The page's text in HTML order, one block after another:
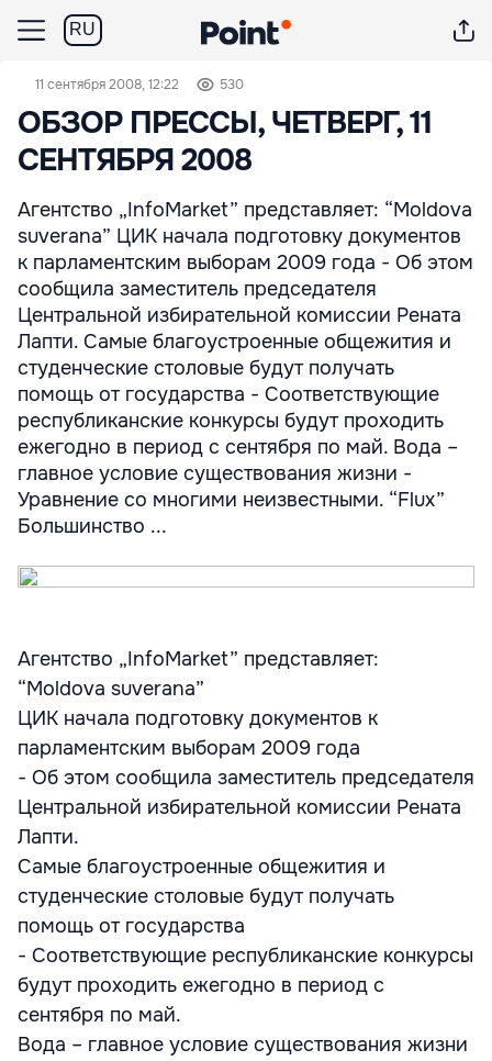
RU
11 сентября 2008, 12:22 530
ОБЗОР ПРЕССЫ, ЧЕТВЕРГ, 11
СЕНТЯБРЯ 2008
Агентство „InfoMarket” представляет: “Moldova
suverana” ЦИК начала подготовку документов
к парламентским выборам 2009 года - Об этом
сообщила заместитель председателя
Центральной избирательной комиссии Рената
Лапти. Самые благоустроенные общежития и
студенческие столовые будут получать
помощь от государства - Соответствующие
республиканские конкурсы будут проходить
ежегодно в период с сентября по май. Вода –
главное условие существования жизни -
Уравнение со многими неизвестными. “Flux”
Большинство ...
Агентство „InfoMarket” представляет:
“Moldova suverana”
ЦИК начала подготовку документов к
парламентским выборам 2009 года
- Об этом сообщила заместитель председателя
Центральной избирательной комиссии Рената
Лапти.
Самые благоустроенные общежития и
студенческие столовые будут получать
помощь от государства
- Соответствующие республиканские конкурсы
будут проходить ежегодно в период с
сентября по май.
Вода – главное условие существования жизни